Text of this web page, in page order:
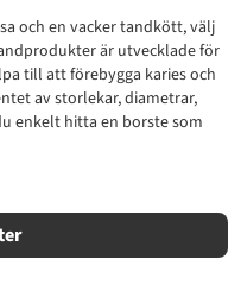
och en vacker tandkött, välj
är utvecklade för
till att förebygga karies och
av storlekar, diametrar,
enkelt hitta en borste som